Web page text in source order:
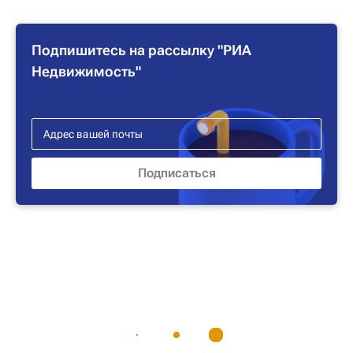
Подпишитесь на рассылку "РИА
Недвижимость"